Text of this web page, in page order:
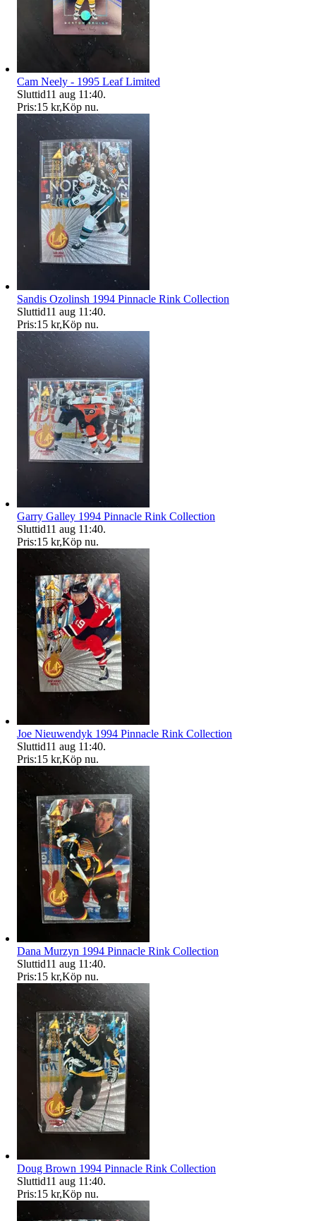
Cam Neely - 1995 Leaf Limited
Sluttid11 aug 11:40.
Pris:15 kr,Köp nu.
Sandis Ozolinsh 1994 Pinnacle Rink Collection
Sluttid11 aug 11:40.
Pris:15 kr,Köp nu.
Garry Galley 1994 Pinnacle Rink Collection
Sluttid11 aug 11:40.
Pris:15 kr,Köp nu.
Joe Nieuwendyk 1994 Pinnacle Rink Collection
Sluttid11 aug 11:40.
Pris:15 kr,Köp nu.
Dana Murzyn 1994 Pinnacle Rink Collection
Sluttid11 aug 11:40.
Pris:15 kr,Köp nu.
Doug Brown 1994 Pinnacle Rink Collection
Sluttid11 aug 11:40.
Pris:15 kr,Köp nu.